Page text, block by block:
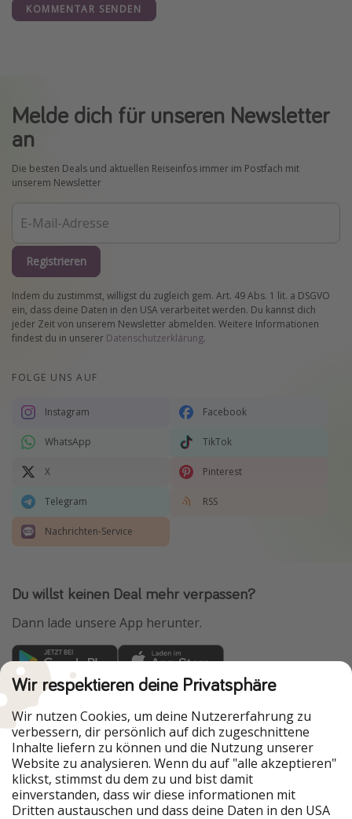
KOMMENTAR SENDEN
Melde dich für unseren Newsletter
an
Die besten Deals und aktuellen Reiseinfos immer im Postfach mit
unserem Newsletter
Registrieren
Indem du zustimmst, willigst du zugleich gem. Art. 49 Abs. 1 lit. a DSGVO
ein, dass deine Daten in den USA verarbeitet werden. Du kannst dich
jeder Zeit von unserem Newsletter abmelden. Weitere Informationen
findest du in unserer Datenschutzerklärung.
FOLGE UNS AUF
Instagram Facebook
WhatsApp TikTok
X Pinterest
Telegram RSS
Nachrichten-Service
Du willst keinen Deal mehr verpassen?
Dann lade unsere App herunter.
Urlaubspiraten ist Teil der HolidayPirates Group
Unsere Märkte
PiratinViaggio
HolidayPirates
VakantiePiraten
WakacyjniPiraci
VoyagesPirates
Ferienpiraten
Urlaubspiraten
ViajerosPiratas
TravelPirates
Wir respektieren deine Privatsphäre
Wir nutzen Cookies, um deine Nutzererfahrung zu
verbessern, dir persönlich auf dich zugeschnittene
Inhalte liefern zu können und die Nutzung unserer
Website zu analysieren. Wenn du auf "alle akzeptieren"
klickst, stimmst du dem zu und bist damit
einverstanden, dass wir diese informationen mit
Dritten austauschen und dass deine Daten in den USA